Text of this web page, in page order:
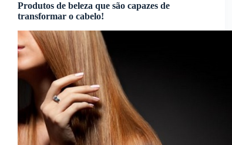
Produtos de beleza que são capazes de
transformar o cabelo!